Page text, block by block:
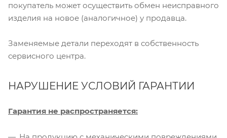
покупатель может осуществить обмен неисправного
изделия на новое (аналогичное) у продавца.
Заменяемые детали переходят в собственность
сервисного центра.
НАРУШЕНИЕ УСЛОВИЙ ГАРАНТИИ
Гарантия не распространяется: